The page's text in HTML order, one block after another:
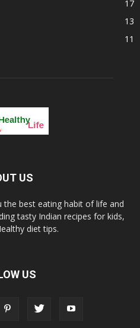
17
13
11
US
the best eating habit of life and
tasty Indian recipes for kids,
diet tips.
US